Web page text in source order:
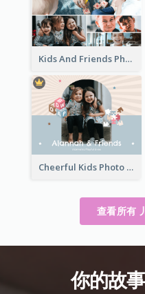
Kids And Friends Photo Book
Cheerful Kids Photo Book
查看所有
你的故